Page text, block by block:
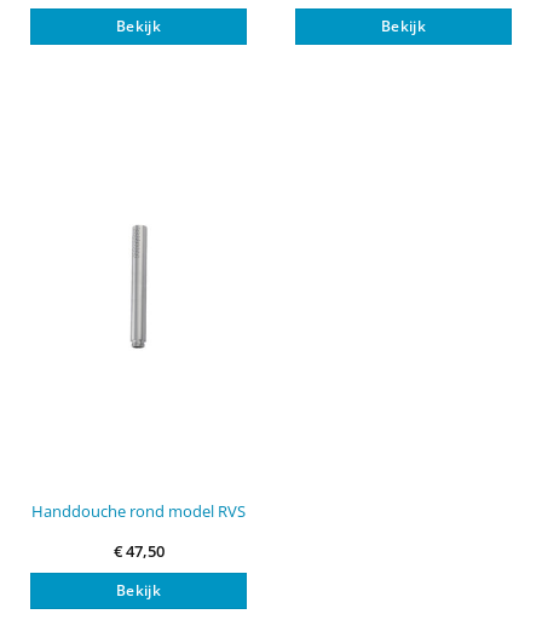
Bekijk Bekijk
Handdouche rond model RVS
€47,50
Bekijk